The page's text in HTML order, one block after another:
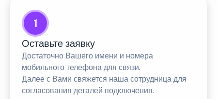
1
Оставьте заявку
Достаточно Вашего имени и номера
мобильного телефона для связи.
Далее с Вами свяжется наша сотрудница для
согласования деталей подключения.